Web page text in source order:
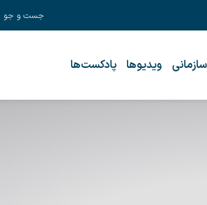
ویدیوها پادکست‎‌ها